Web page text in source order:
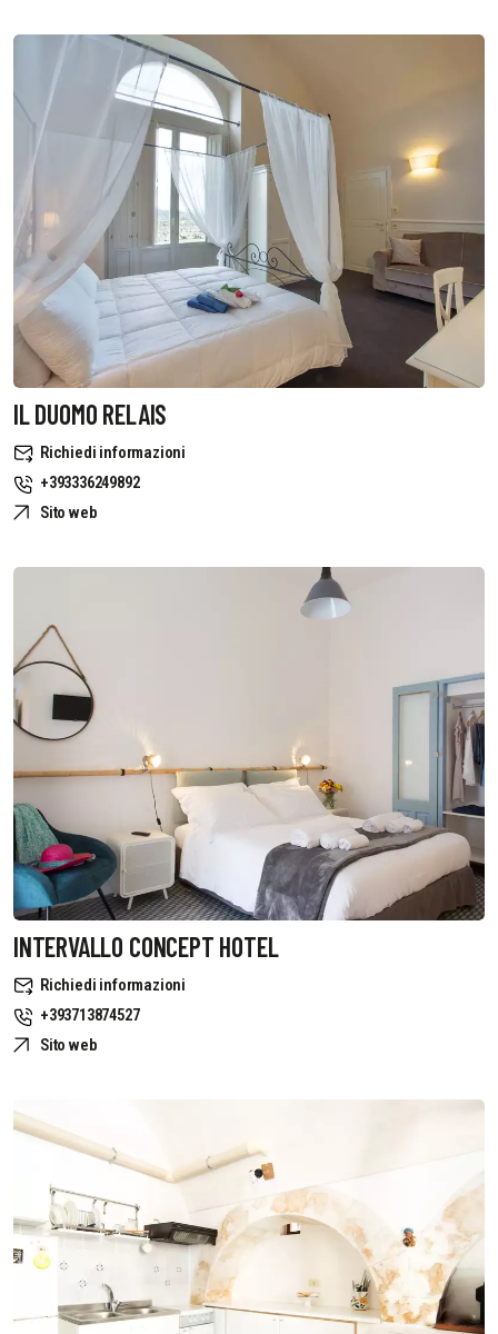
IL DUOMO RELAIS
Richiedi informazioni
+393336249892
Sito web
INTERVALLO CONCEPT HOTEL
Richiedi informazioni
+393713874527
Sito web